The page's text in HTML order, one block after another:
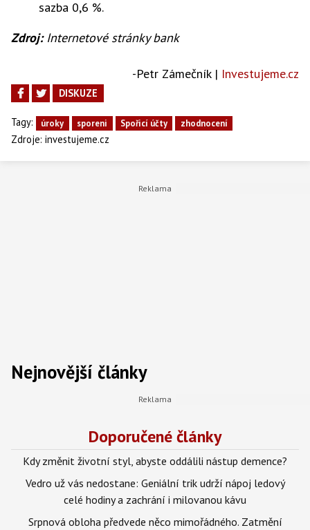
sazba 0,6 %.
Zdroj:Internetové stránky bank
-Petr Zámečník | Investujeme.cz
DISKUZE
Tagy: úroky sporeni Spořicí účty zhodnocení
Zdroje: investujeme.cz
Nejnovější články
Doporučené články
Kdy změnit životní styl, abyste oddálili nástup demence?
Vedro už vás nedostane: Geniální trik udrží nápoj ledový
celé hodiny a zachrání i milovanou kávu
Srpnová obloha předvede něco mimořádného. Zatmění